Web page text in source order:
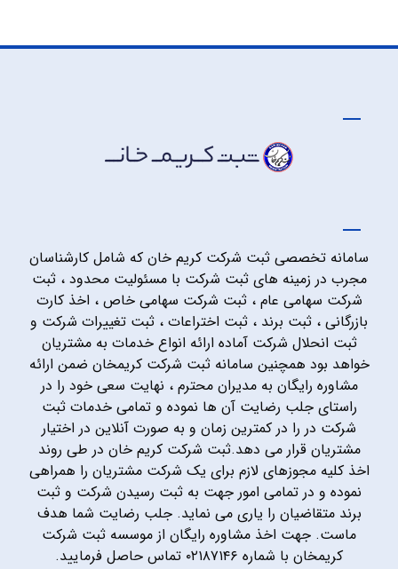
سامانه تخصصی ثبت شرکت کریم خان که شامل کارشناسان
مجرب در زمینه های ثبت شرکت با مسئولیت محدود ، ثبت
شرکت سهامی عام ، ثبت شرکت سهامی خاص ، اخذ کارت
بازرگانی ، ثبت برند ، ثبت اختراعات ، ثبت تغییرات شرکت و
ثبت انحلال شرکت آماده ارائه انواع خدمات به مشتریان
خواهد بود همچنین سامانه ثبت شرکت کریمخان ضمن ارائه
مشاوره رایگان به مدیران محترم ، نهایت سعی خود را در
راستای جلب رضایت آن ها نموده و تمامی خدمات ثبت
شرکت در را در کمترین زمان و به صورت آنلاین در اختیار
مشتریان قرار می دهد.ثبت شرکت کریم خان در طی روند
اخذ کلیه مجوزهای لازم برای یک شرکت مشتریان را همراهی
نموده و در تمامی امور جهت به ثبت رسیدن شرکت و ثبت
برند متقاضیان را یاری می نماید. جلب رضایت شما هدف
ماست. جهت اخذ مشاوره رایگان از موسسه ثبت شرکت
کریمخان با شماره ۰۲۱۸۷۱۴۶ تماس حاصل فرمایید.